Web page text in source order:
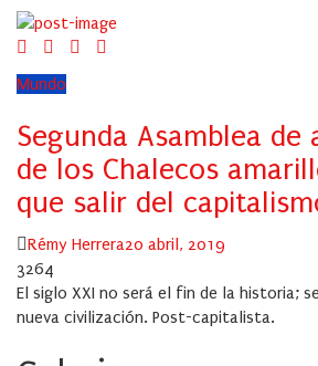
Mundo
Segunda Asamblea de
de los Chalecos
que salir del
Author
Rémy HerreraPosted
20 abril, 2019
3264
El siglo XXI no será el fin de la historia;
nueva civilización. Post-capitalista.